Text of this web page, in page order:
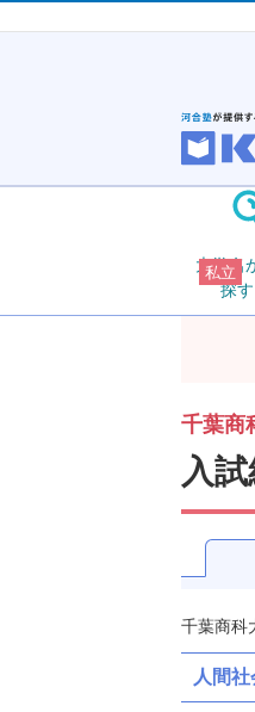
大学名
探す
私立
千葉商
入
千葉商科
人間社